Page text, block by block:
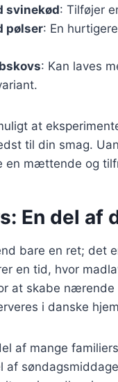
svinekød: Tilføjer
pølser: En
: Kan laves
at
til din smag.
en mættende og
En del af
bare en ret; det
en tid, hvor
at skabe
i danske
af mange
af